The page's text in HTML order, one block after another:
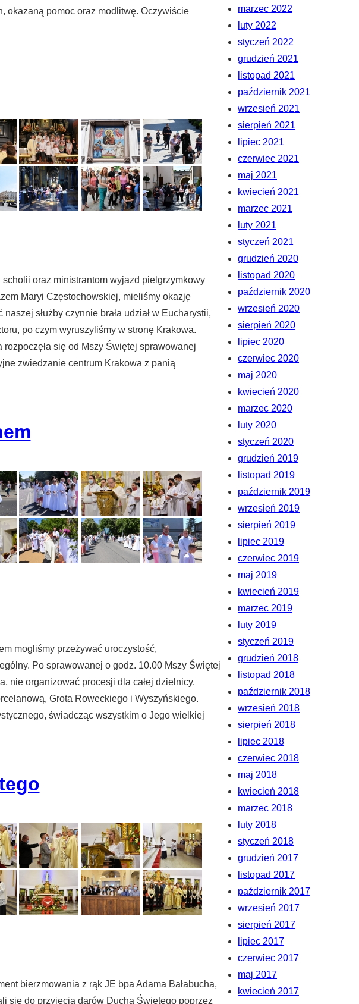
okazaną pomoc oraz modlitwę. Oczywiście
oraz ministrantom wyjazd pielgrzymkowy
Maryi Częstochowskiej, mieliśmy okazję
służby czynnie brała udział w Eucharystii,
po czym wyruszyliśmy w stronę Krakowa.
się od Mszy Świętej sprawowanej
zwiedzanie centrum Krakowa z panią
mogliśmy przeżywać uroczystość,
Po sprawowanej o godz. 10.00 Mszy Świętej
nie organizować procesji dla całej dzielnicy.
Grota Roweckiego i Wyszyńskiego.
świadcząc wszystkim o Jego wielkiej
bierzmowania z rąk JE bpa Adama Bałabucha,
się do przyjęcia darów Ducha Świętego poprzez
marzec 2022
luty 2022
styczeń 2022
grudzień 2021
listopad 2021
październik 2021
wrzesień 2021
sierpień 2021
lipiec 2021
czerwiec 2021
maj 2021
kwiecień 2021
marzec 2021
luty 2021
styczeń 2021
grudzień 2020
listopad 2020
październik 2020
wrzesień 2020
sierpień 2020
lipiec 2020
czerwiec 2020
maj 2020
kwiecień 2020
marzec 2020
luty 2020
styczeń 2020
grudzień 2019
listopad 2019
październik 2019
wrzesień 2019
sierpień 2019
lipiec 2019
czerwiec 2019
maj 2019
kwiecień 2019
marzec 2019
luty 2019
styczeń 2019
grudzień 2018
listopad 2018
październik 2018
wrzesień 2018
sierpień 2018
lipiec 2018
czerwiec 2018
maj 2018
kwiecień 2018
marzec 2018
luty 2018
styczeń 2018
grudzień 2017
listopad 2017
październik 2017
wrzesień 2017
sierpień 2017
lipiec 2017
czerwiec 2017
maj 2017
kwiecień 2017